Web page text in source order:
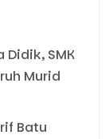
SMK
Murid
Batu